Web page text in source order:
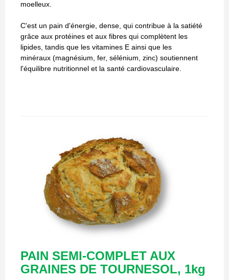
moelleux.
C'est un pain d'énergie, dense, qui contribue à la satiété
grâce aux protéines et aux fibres qui complètent les
lipides, tandis que les vitamines E ainsi que les
minéraux (magnésium, fer, sélénium, zinc) soutiennent
l'équilibre nutritionnel et la santé cardiovasculaire.
PAIN SEMI-COMPLET AUX
GRAINES DE TOURNESOL, 1kg